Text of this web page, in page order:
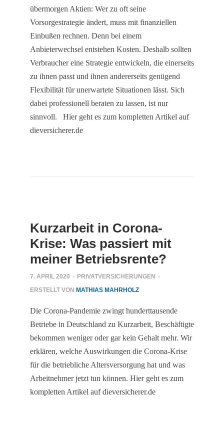
übermorgen Aktien: Wer zu oft seine
Vorsorgestrategie ändert, muss mit finanziellen
Einbußen rechnen. Denn bei einem
Anbieterwechsel entstehen Kosten. Deshalb sollten
Verbraucher eine Strategie entwickeln, die einerseits
zu ihnen passt und ihnen andererseits genügend
Flexibilität für unerwartete Situationen lässt. Sich
dabei professionell beraten zu lassen, ist nur
sinnvoll. Hier geht es zum kompletten Artikel auf
dieversicherer.de
Kurzarbeit in Corona-
Krise: Was passiert mit
meiner Betriebsrente?
7. APRIL 2020 - PRIVATVERSICHERUNGEN -
ERSTELLT VON MATHIAS MAHRHOLZ
Die Corona-Pandemie zwingt hunderttausende
Betriebe in Deutschland zu Kurzarbeit, Beschäftigte
bekommen weniger oder gar kein Gehalt mehr. Wir
erklären, welche Auswirkungen die Corona-Krise
für die betriebliche Altersversorgung hat und was
Arbeitnehmer jetzt tun können. Hier geht es zum
kompletten Artikel auf dieversicherer.de